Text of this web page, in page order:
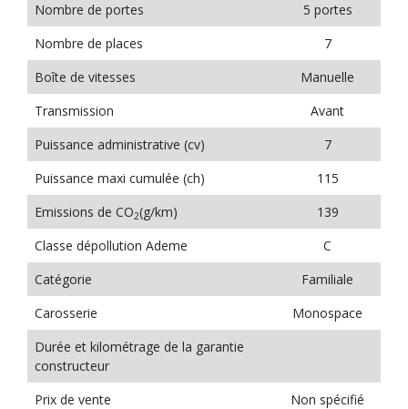
Nombre de portes
5 portes
Nombre de places
7
Boîte de vitesses
Manuelle
Transmission
Avant
Puissance administrative (cv)
7
Puissance maxi cumulée (ch)
115
Emissions de CO2(g/km)
139
Classe dépollution Ademe
C
Catégorie
Familiale
Carosserie
Monospace
Durée et kilométrage de la garantie
constructeur
Prix de vente
Non spécifié